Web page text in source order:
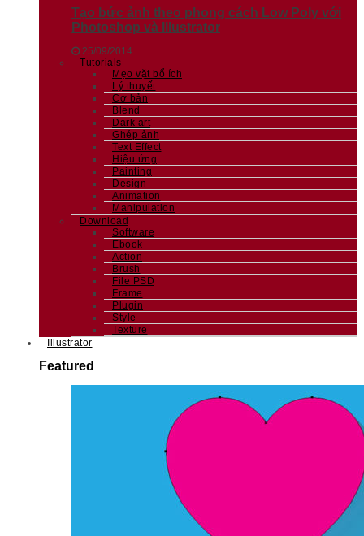
Tạo bức ảnh theo phong cách Low Poly với
Photoshop và Illustrator
25/09/2014
Tutorials
Mẹo vặt bổ ích
Lý thuyết
Cơ bản
Blend
Dark art
Ghép ảnh
Text Effect
Hiệu ứng
Painting
Design
Animation
Manipulation
Download
Software
Ebook
Action
Brush
File PSD
Frame
Plugin
Style
Texture
Illustrator
Featured